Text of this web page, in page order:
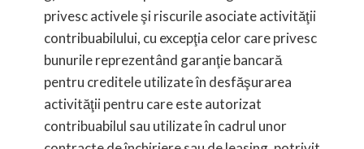
privesc activele şi riscurile asociate activităţii
contribuabilului, cu excepţia celor care privesc
bunurile reprezentând garanţie bancară
pentru creditele utilizate în desfăşurarea
activităţii pentru care este autorizat
contribuabilul sau utilizate în cadrul unor